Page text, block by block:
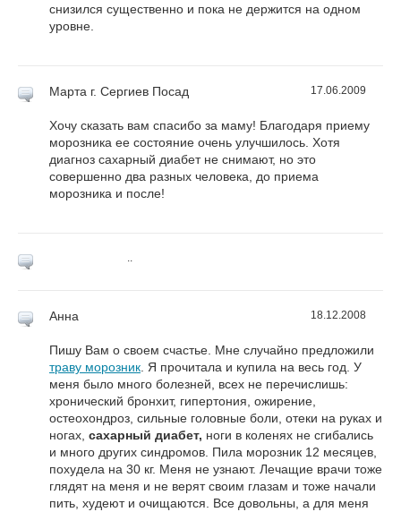
снизился существенно и пока не держится на одном
уровне.
Марта г. Сергиев Посад 17.06.2009
Хочу сказать вам спасибо за маму! Благодаря приему
морозника ее состояние очень улучшилось. Хотя
диагноз сахарный диабет не снимают, но это
совершенно два разных человека, до приема
морозника и после!
..
Анна 18.12.2008
Пишу Вам о своем счастье. Мне случайно предложили
траву морозник . Я прочитала и купила на весь год. У
меня было много болезней, всех не перечислишь:
хронический бронхит, гипертония, ожирение,
остеохондроз, сильные головные боли, отеки на руках и
ногах, сахарный диабет, ноги в коленях не сгибались
и много других синдромов. Пила морозник 12 месяцев,
похудела на 30 кг. Меня не узнают. Лечащие врачи тоже
глядят на меня и не верят своим глазам и тоже начали
пить, худеют и очищаются. Все довольны, а для меня